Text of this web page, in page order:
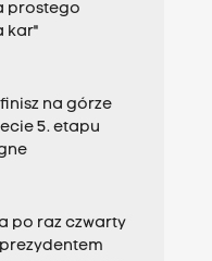
prostego
kar"
na górze
5. etapu
po raz czwarty